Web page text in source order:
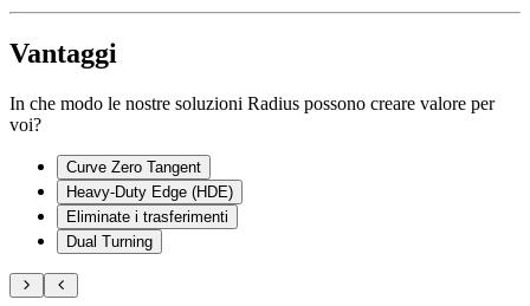
Vantaggi
In che modo le nostre soluzioni Radius possono creare valore per
voi?
Curve Zero Tangent
Heavy-Duty Edge (HDE)
Eliminate i trasferimenti
Dual Turning